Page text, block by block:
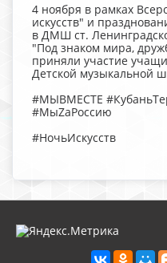
4 ноября в рамках
искусств" и
в ДМШ ст.
"Под знаком мира,
приняли участие
Детской музыкальной
#МЫВМЕСТЕ
#МыZаРоссию
#НочьИскусств